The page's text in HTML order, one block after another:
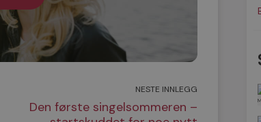
NESTE INNLEGG
Den første singelsommeren –